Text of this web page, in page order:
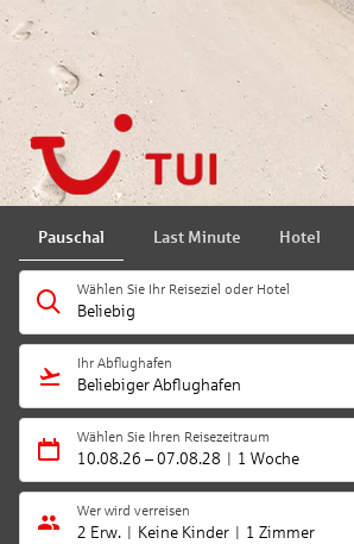
Pauschal Last Minute Hotel
Wählen Sie Ihr Reiseziel oder Hotel
Beliebig
Ihr Abflughafen
Beliebiger Abflughafen
Wählen Sie Ihren Reisezeitraum
10.08.26 – 07.08.28 1 Woche
Wer wird verreisen
2 Erw. Keine Kinder 1 Zimmer